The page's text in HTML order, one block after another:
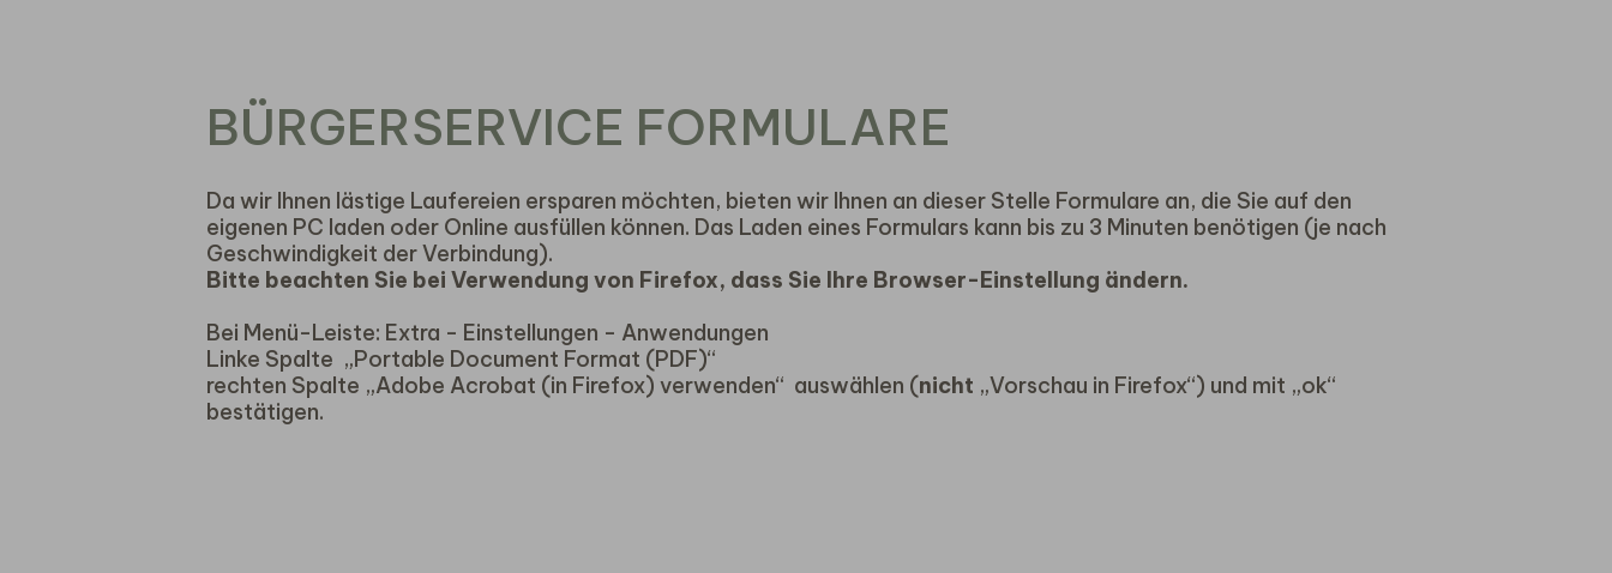
BÜRGERSERVICE FORMULARE
Da wir Ihnen lästige Laufereien ersparen möchten, bieten wir Ihnen an dieser Stelle Formulare an, die Sie auf den
eigenen PC laden oder Online ausfüllen können. Das Laden eines Formulars kann bis zu 3 Minuten benötigen (je nach
Geschwindigkeit der Verbindung).
Bitte beachten Sie bei Verwendung von Firefox, dass Sie Ihre Browser-Einstellung ändern.
Bei Menü-Leiste: Extra - Einstellungen - Anwendungen
Linke Spalte „Portable Document Format (PDF)“
rechten Spalte „Adobe Acrobat (in Firefox) verwenden“ auswählen (nicht „Vorschau in Firefox“) und mit „ok“
bestätigen.